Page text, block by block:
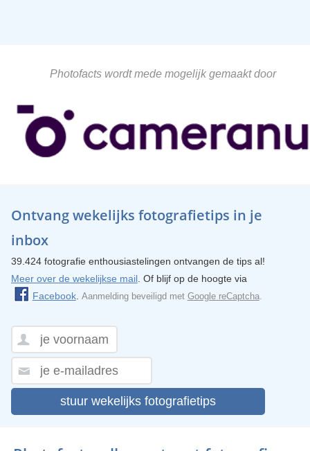
Photofacts wordt mede mogelijk gemaakt door
Ontvang wekelijks fotografietips in je
inbox
39.424 fotografie enthousiastelingen ontvangen de tips al!
Meer over de wekelijkse mail. Of blijf op de hoogte via
Facebook. Aanmelding beveiligd met Google reCaptcha.
stuur wekelijks fotografietips